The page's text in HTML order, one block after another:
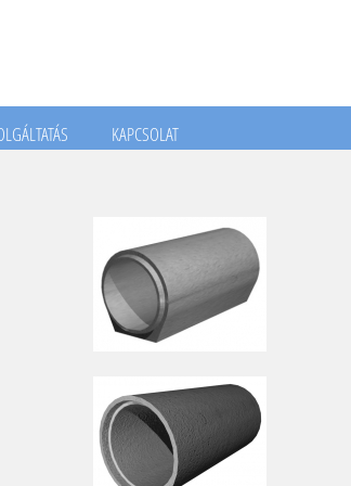
KAPCSOLAT